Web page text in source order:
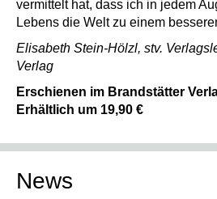
vermittelt hat, dass ich in jedem
Lebens die Welt zu einem
Elisabeth Stein-Hölzl, stv.
Verlag
Erschienen im Brandstätter
Erhältlich um 19,90 €
News